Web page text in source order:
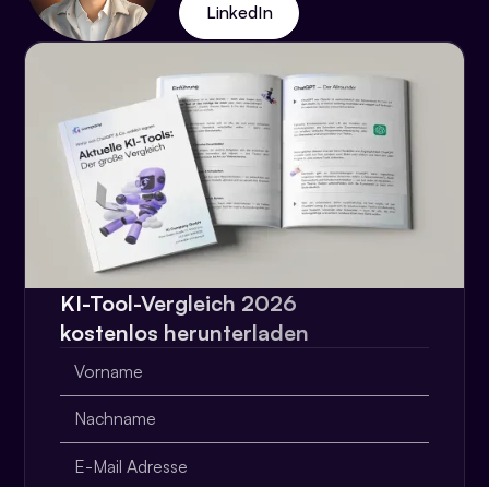
LinkedIn
KI-Tool-Vergleich 2026
kostenlos herunterladen